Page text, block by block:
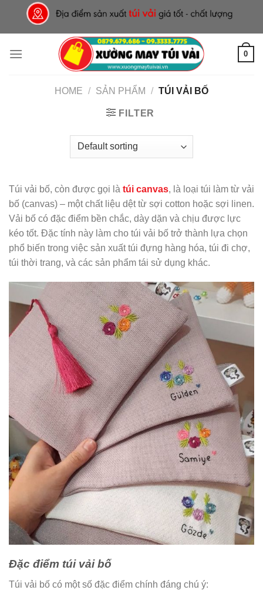
content
0
HOME / SẢN PHẨM / TÚI VẢI BỐ
FILTER
Túi vải bố, còn được gọi là túi canvas, là loại túi làm từ vải
bố (canvas) – một chất liệu dệt từ sợi cotton hoặc sợi linen.
Vải bố có đặc điểm bền chắc, dày dặn và chịu được lực
kéo tốt. Đặc tính này làm cho túi vải bố trở thành lựa chọn
phổ biến trong việc sản xuất túi đựng hàng hóa, túi đi chợ,
túi thời trang, và các sản phẩm tái sử dụng khác.
Đặc điểm túi vải bố
Túi vải bố có một số đặc điểm chính đáng chú ý: